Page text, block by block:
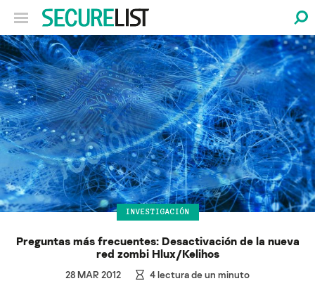
INVESTIGACIÓN
Preguntas más frecuentes: Desactivación de la nueva
red zombi Hlux/Kelihos
28 MAR 2012 4lectura de un minuto